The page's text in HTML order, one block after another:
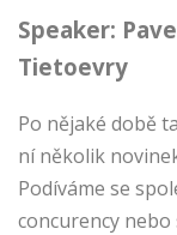
Speaker:
Tietoevry
Po nějaké době
ní několik
Podíváme se
concurency